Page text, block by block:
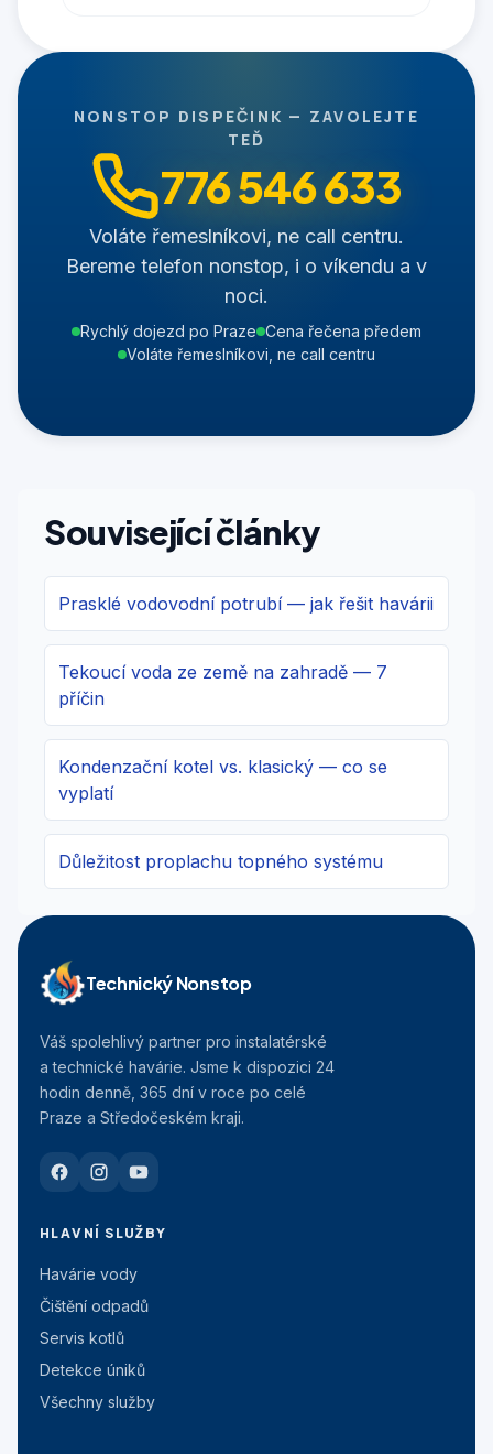
NONSTOP DISPEČINK — ZAVOLEJTE
TEĎ
776 546 633
Voláte řemeslníkovi, ne call centru.
Bereme telefon nonstop, i o víkendu a v
noci.
Rychlý dojezd po Praze Cena řečena předem
Voláte řemeslníkovi, ne call centru
Související články
Prasklé vodovodní potrubí — jak řešit havárii
Tekoucí voda ze země na zahradě — 7
příčin
Kondenzační kotel vs. klasický — co se
vyplatí
Důležitost proplachu topného systému
Technický Nonstop
Váš spolehlivý partner pro instalatérské
a technické havárie. Jsme k dispozici 24
hodin denně, 365 dní v roce po celé
Praze a Středočeském kraji.
HLAVNÍ SLUŽBY
Havárie vody
Čištění odpadů
Servis kotlů
Detekce úniků
Všechny služby